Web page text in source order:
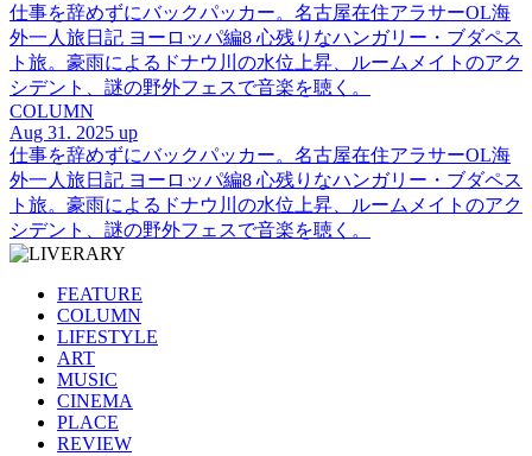
仕事を辞めずにバックパッカー。名古屋在住アラサーOL海
外一人旅日記 ヨーロッパ編8 心残りなハンガリー・ブダペス
ト旅。豪雨によるドナウ川の水位上昇、ルームメイトのアク
シデント、謎の野外フェスで音楽を聴く。
COLUMN
Aug 31. 2025 up
仕事を辞めずにバックパッカー。名古屋在住アラサーOL海
外一人旅日記 ヨーロッパ編8 心残りなハンガリー・ブダペス
ト旅。豪雨によるドナウ川の水位上昇、ルームメイトのアク
シデント、謎の野外フェスで音楽を聴く。
FEATURE
COLUMN
LIFESTYLE
ART
MUSIC
CINEMA
PLACE
REVIEW